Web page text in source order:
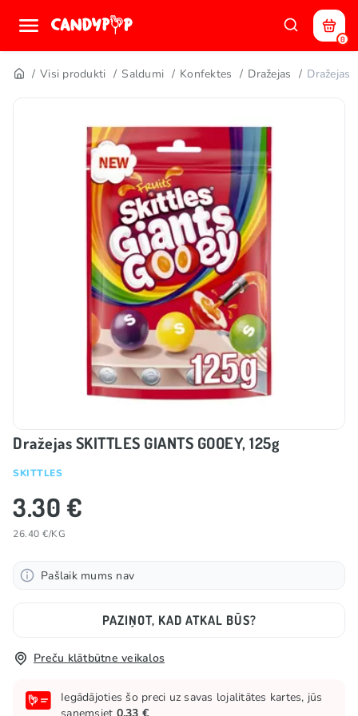
0
Visi produkti Saldumi Konfektes Dražejas Dražejas
Dražejas SKITTLES GIANTS GOOEY, 125g
SKITTLES
3.30 €
26.40 €/KG
Pašlaik mums nav
PAZIŅOT, KAD ATKAL BŪS?
Preču klātbūtne veikalos
Iegādājoties šo preci uz savas lojalitātes kartes, jūs